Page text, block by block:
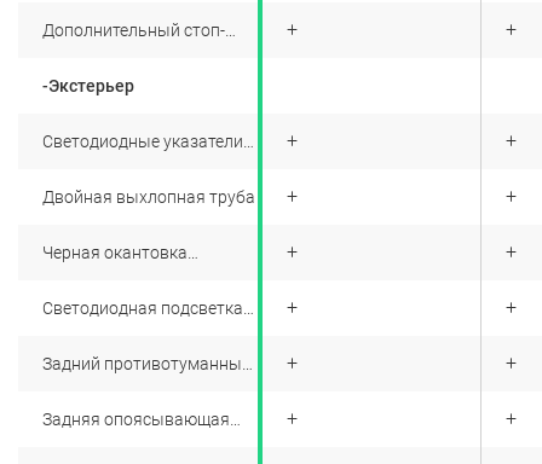
Дополнительный стоп-
-Экстерьер
Светодиодные указатели
наружные зеркала
Двойная выхлопная труба
Черная окантовка
Светодиодная подсветка
Задний противотуманный
Задняя опоясывающая
+
+
+
+
+
+
+
+
+
+
+
+
+
+
+
+
+
+
+
+
+